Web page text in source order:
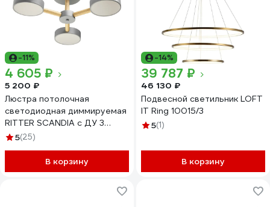
-11%
4 605 ₽
5 200 ₽
Люстра потолочная
светодиодная диммируемая
RITTER SCANDIA с ДУ 3
режима 520x170 45Вт
серый/дерево 51590 0
5(25)
В корзину
-14%
39 787 ₽
46 130 ₽
Подвесной светильник LOFT
IT Ring 10015/3
5(1)
В корзину